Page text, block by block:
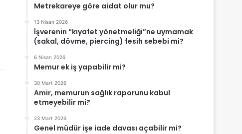
Metrekareye göre aidat olur mu?
13 Nisan 2026
İşverenin “kıyafet yönetmeliği”ne uymamak
(sakal, dövme, piercing) fesih sebebi mi?
6 Nisan 2026
Memur ek iş yapabilir mi?
30 Mart 2026
Amir, memurun sağlık raporunu kabul
etmeyebilir mi?
23 Mart 2026
Genel müdür işe iade davası açabilir mi?